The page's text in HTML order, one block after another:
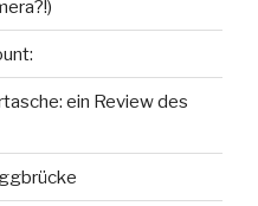
ein Review des